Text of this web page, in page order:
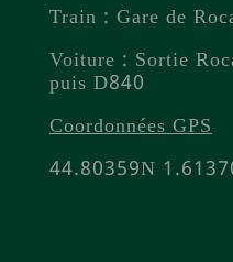
Train : Gare de
Voiture : Sortie
puis D840
Coordonnées GPS
44.80359N